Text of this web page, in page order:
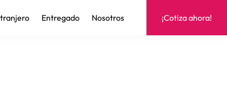
Entregado Nosotros ¡Cotiza ahora!